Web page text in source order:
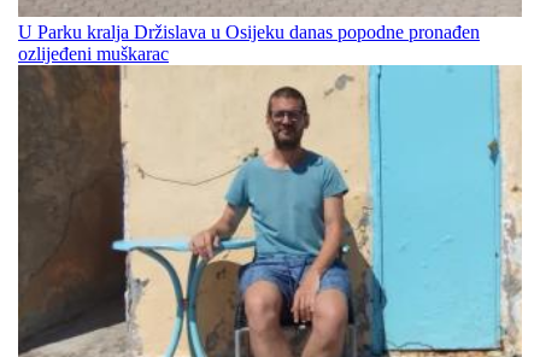
U Parku kralja Držislava u Osijeku danas popodne pronađen
ozlijeđeni muškarac